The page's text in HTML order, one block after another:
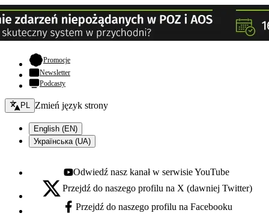
Promocje- otwiera się w nowej karcie
Newsletter
Podcasty
Zmień język - bieżący:
PL Zmień język strony
English (EN)
Українська (UA)
Youtube - otwiera się w nowej karcie
Odwiedź nasz kanał w serwisie YouTube
X - otwiera się w nowej karcie
Przejdź do naszego profilu na X (dawniej Twitter)
Facebook - otwiera się w nowej karcie
Przejdź do naszego profilu na Facebooku